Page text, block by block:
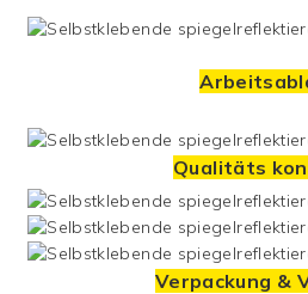
Qualitäts
Verpackung &